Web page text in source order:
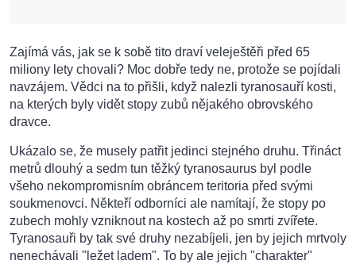
Zajímá vás, jak se k sobě tito draví veleještěři před 65
miliony lety chovali? Moc dobře tedy ne, protože se pojídali
navzájem. Vědci na to přišli, když nalezli tyranosauří kosti,
na kterých byly vidět stopy zubů nějakého obrovského
dravce.
Ukázalo se, že musely patřit jedinci stejného druhu. Třináct
metrů dlouhý a sedm tun těžký tyranosaurus byl podle
všeho nekompromisním obráncem teritoria před svými
soukmenovci. Někteří odborníci ale namítají, že stopy po
zubech mohly vzniknout na kostech až po smrti zvířete.
Tyranosauři by tak své druhy nezabíjeli, jen by jejich mrtvoly
nenechávali "ležet ladem". To by ale jejich "charakter"